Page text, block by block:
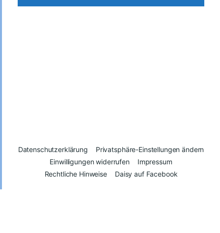
Datenschutzerklärung
Privatsphäre-Einstellungen ändern
Einwilligungen widerrufen
Impressum
Rechtliche Hinweise
Daisy auf Facebook